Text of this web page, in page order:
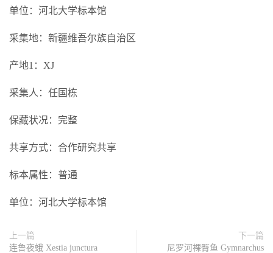
单位：河北大学标本馆
采集地：新疆维吾尔族自治区
产地1：XJ
采集人：任国栋
保藏状况：完整
共享方式：合作研究共享
标本属性：普通
单位：河北大学标本馆
上一篇
连鲁夜蛾 Xestia junctura
下一篇
尼罗河裸臀鱼 Gymnarchus